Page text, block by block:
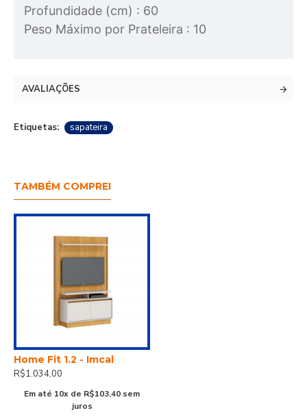
Profundidade (cm) : 60
Peso Máximo por Prateleira : 10
AVALIAÇÕES
Etiquetas: sapateira
TAMBÉM COMPREI
Home Fit 1.2 - Imcal
R$1.034,00
Em até 10x de R$103,40 sem
juros